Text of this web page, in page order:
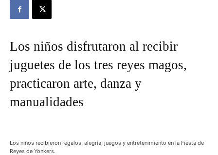
Los niños disfrutaron al recibir
juguetes de los tres reyes magos,
practicaron arte, danza y
manualidades
Los niños recibieron regalos, alegría, juegos y entretenimiento en la Fiesta de
Reyes de Yonkers.